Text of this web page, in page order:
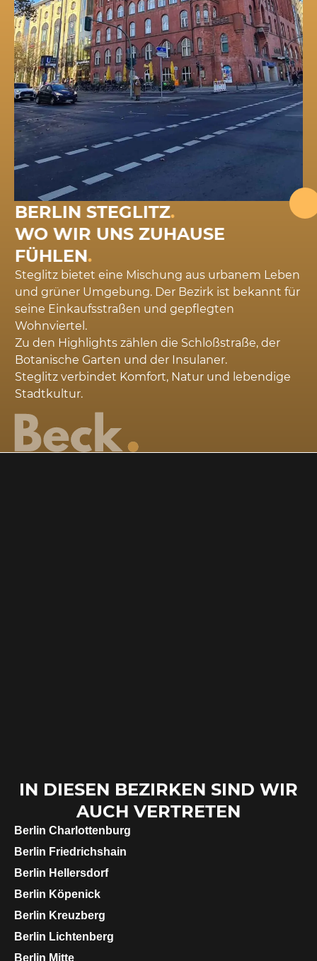
BERLIN STEGLITZ.
WO WIR UNS ZUHAUSE
FÜHLEN.
Steglitz bietet eine Mischung aus urbanem Leben
und grüner Umgebung. Der Bezirk ist bekannt für
seine Einkaufsstraßen und gepflegten
Wohnviertel.
Zu den Highlights zählen die Schloßstraße, der
Botanische Garten und der Insulaner.
Steglitz verbindet Komfort, Natur und lebendige
Stadtkultur.
IN DIESEN BEZIRKEN SIND WIR
AUCH VERTRETEN
Berlin Charlottenburg
Berlin Friedrichshain
Berlin Hellersdorf
Berlin Köpenick
Berlin Kreuzberg
Berlin Lichtenberg
Berlin Mitte